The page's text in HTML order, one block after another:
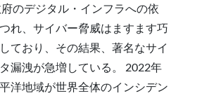
のデジタル・インフラへの依
れ、サイバー脅威はますます巧
ており、その結果、著名なサイ
漏洩が急増している。 2022年
洋地域が世界全体のインシデン